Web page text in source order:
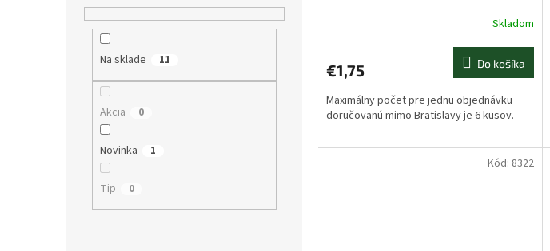
Na sklade 11
Akcia 0
Novinka 1
Tip 0
Skladom
€1,75 Do košíka
Maximálny počet pre jednu objednávku
doručovanú mimo Bratislavy je 6 kusov.
Kód: 8322